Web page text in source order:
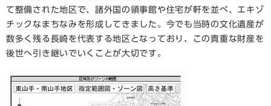
て整備された地区で、諸外国の領事館や住宅が軒を並べ、エキゾ
チックなまちなみを形成してきました。今でも当時の文化遺産が
数多く残る長崎を代表する地区となっており、この貴重な財産を
後世へ引き継いでいくことが大切です。